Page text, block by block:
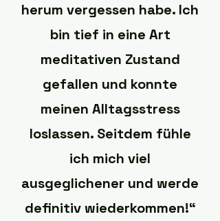
herum vergessen habe. Ich
bin tief in eine Art
meditativen Zustand
gefallen und konnte
meinen Alltagsstress
loslassen. Seitdem fühle
ich mich viel
ausgeglichener und werde
definitiv wiederkommen!“